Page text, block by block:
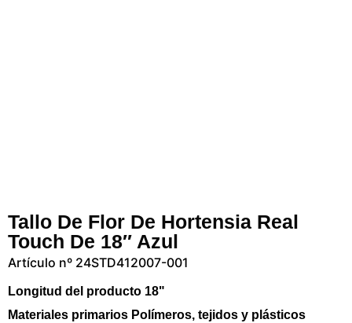
Tallo De Flor De Hortensia Real
Touch De 18″ Azul
Artículo nº 24STD412007-001
Longitud del producto 18"
Materiales primarios Polímeros, tejidos y plásticos